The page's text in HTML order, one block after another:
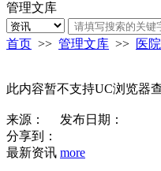
管理文库
首页 >> 管理文库 >> 医
此内容暂不支持UC浏览器
来源：
发布日期：
分享到：
最新资讯 more